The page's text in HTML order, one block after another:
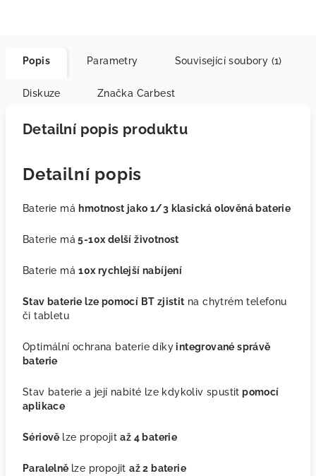
Popis Parametry Související soubory (1)
Diskuze Značka Carbest
Detailní popis produktu
Detailní popis
Baterie má hmotnost jako 1/3 klasická olověná baterie
Baterie má 5-10x delší životnost
Baterie má10x rychlejší nabíjení
Stav baterie lze pomocí BT zjistit na chytrém telefonu
či tabletu
Optimální ochrana baterie díkyintegrované správě
baterie
Stav baterie a její nabité lze kdykoliv spustit pomocí
aplikace
Sériově lze propojitaž 4 baterie
Paralelně lze propojitaž 2 baterie